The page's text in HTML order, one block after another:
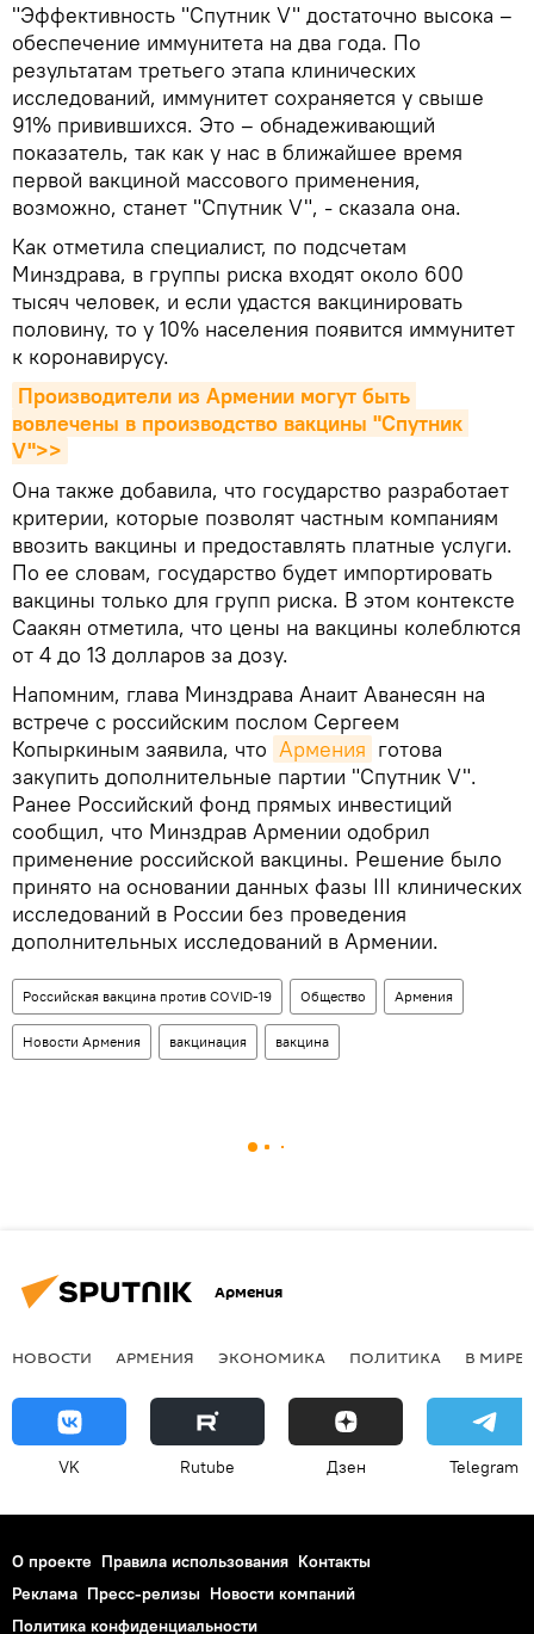
"Эффективность "Спутник V" достаточно высока –
обеспечение иммунитета на два года. По
результатам третьего этапа клинических
исследований, иммунитет сохраняется у свыше
91% привившихся. Это – обнадеживающий
показатель, так как у нас в ближайшее время
первой вакциной массового применения,
возможно, станет "Спутник V", - сказала она.
Как отметила специалист, по подсчетам
Минздрава, в группы риска входят около 600
тысяч человек, и если удастся вакцинировать
половину, то у 10% населения появится иммунитет
к коронавирусу.
Производители из Армении могут быть
вовлечены в производство вакцины "Спутник
V">>
Она также добавила, что государство разработает
критерии, которые позволят частным компаниям
ввозить вакцины и предоставлять платные услуги.
По ее словам, государство будет импортировать
вакцины только для групп риска. В этом контексте
Саакян отметила, что цены на вакцины колеблются
от 4 до 13 долларов за дозу.
Напомним, глава Минздрава Анаит Аванесян на
встрече с российским послом Сергеем
Копыркиным заявила, что Армения готова
закупить дополнительные партии "Спутник V".
Ранее Российский фонд прямых инвестиций
сообщил, что Минздрав Армении одобрил
применение российской вакцины. Решение было
принято на основании данных фазы III клинических
исследований в России без проведения
дополнительных исследований в Армении.
Российская вакцина против COVID-19 Общество Армения
Новости Армения вакцинация вакцина
Армения
НОВОСТИ АРМЕНИЯ ЭКОНОМИКА ПОЛИТИКА В МИРЕ
VK Rutube Дзен Telegram
О проекте Правила использования Контакты
Реклама Пресс-релизы Новости компаний
Политика конфиденциальности